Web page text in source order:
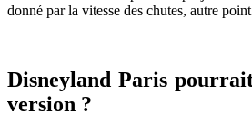
donné par la vitesse des chutes, autre
Disneyland Paris
version ?